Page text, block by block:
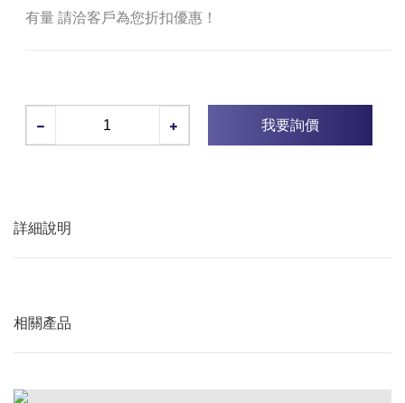
有量 請洽客戶為您折扣優惠！
我要詢價
詳細說明
相關產品